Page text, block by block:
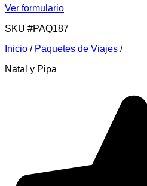
Ver formulario
SKU #PAQ187
Inicio / Paquetes de Viajes /
Natal y Pipa